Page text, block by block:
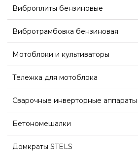
Виброплиты бензиновые
Вибротрамбовка бензиновая
Мотоблоки и культиваторы
Тележка для мотоблока
Сварочные инверторные аппараты
Бетономешалки
Домкраты STELS